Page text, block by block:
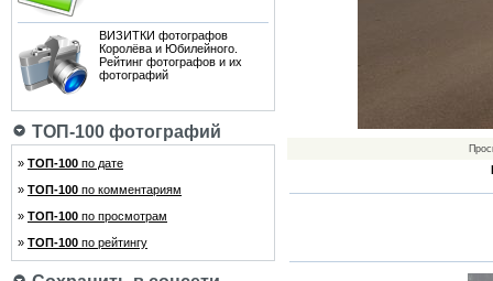
ВИЗИТКИ фотографов
Королёва и Юбилейного.
Рейтинг фотографов и их
фотографий
ТОП-100 фотографий
» ТОП-100 по дате
» ТОП-100 по комментариям
» ТОП-100 по просмотрам
» ТОП-100 по рейтингу